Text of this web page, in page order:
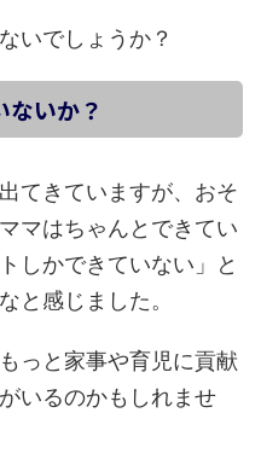
いでしょうか？
ないか？
てきていますが、おそ
マはちゃんとできてい
しかできていない」と
と感じました。
っと家事や育児に貢献
いるのかもしれませ